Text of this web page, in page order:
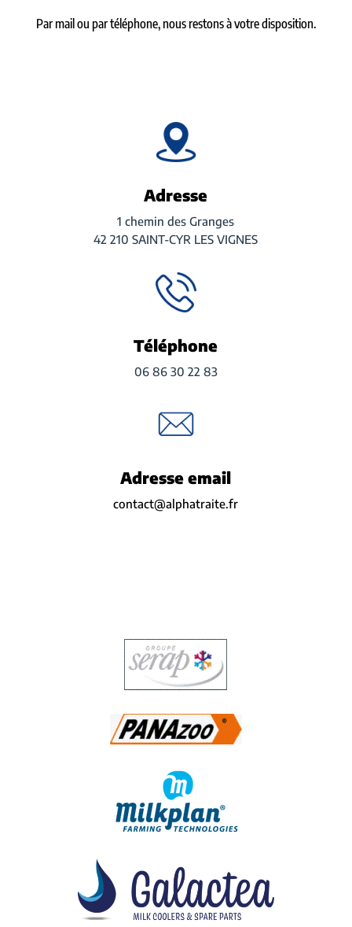
Par mail ou par téléphone, nous restons à votre disposition.
Adresse
1 chemin des Granges
42 210 SAINT-CYR LES VIGNES
Téléphone
06 86 30 22 83
Adresse email
contact@alphatraite.fr